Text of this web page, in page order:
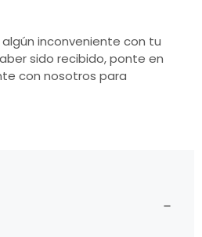
inconveniente con tu
sido recibido, ponte en
con nosotros para